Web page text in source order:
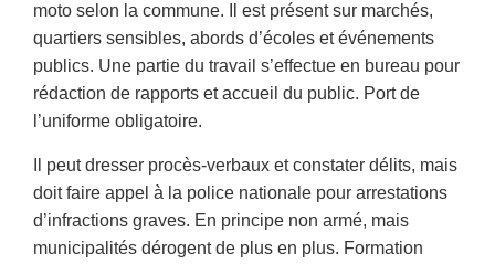
moto selon la commune. Il est présent sur marchés,
quartiers sensibles, abords d’écoles et événements
publics. Une partie du travail s’effectue en bureau pour
rédaction de rapports et accueil du public. Port de
l’uniforme obligatoire.
Il peut dresser procès-verbaux et constater délits, mais
doit faire appel à la police nationale pour arrestations
d’infractions graves. En principe non armé, mais
municipalités dérogent de plus en plus. Formation